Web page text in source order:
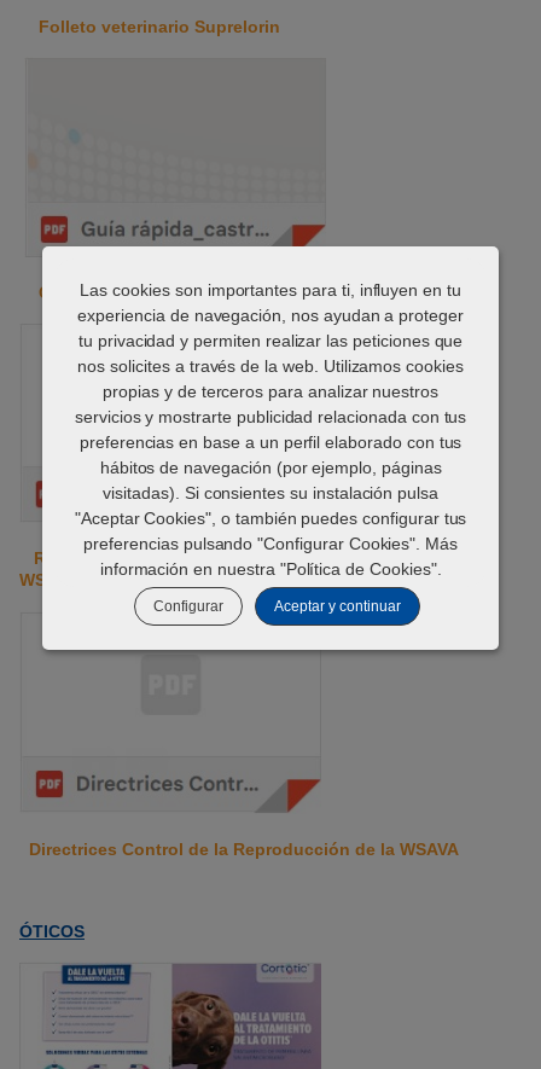
Folleto veterinario Suprelorin
Guía rápida: castración y problemas de conducta
Resumen Directrices Control de la Reproducción de la
WSAVA
Directrices Control de la Reproducción de la WSAVA
ÓTICOS
Las cookies son importantes para ti, influyen en tu
experiencia de navegación, nos ayudan a proteger
tu privacidad y permiten realizar las peticiones que
nos solicites a través de la web. Utilizamos cookies
propias y de terceros para analizar nuestros
servicios y mostrarte publicidad relacionada con tus
preferencias en base a un perfil elaborado con tus
hábitos de navegación (por ejemplo, páginas
visitadas). Si consientes su instalación pulsa
"Aceptar Cookies", o también puedes configurar tus
preferencias pulsando "Configurar Cookies". Más
información en nuestra "Política de Cookies".
Configurar Aceptar y continuar